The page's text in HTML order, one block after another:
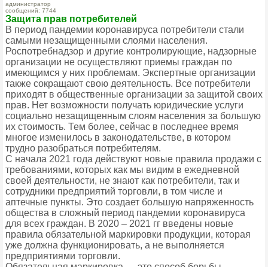
администратор
сообщений: 7744
Защита прав потребителей
В период пандемии коронавируса потребители стали
самыми незащищенными слоями населения.
Роспотребнадзор и другие контролирующие, надзорные
организации не осуществляют приемы граждан по
имеющимся у них проблемам. Экспертные организации
также сокращают свою деятельность. Все потребители
приходят в общественные организации за защитой своих
прав. Нет возможности получать юридические услуги
социально незащищенным слоям населения за большую
их стоимость. Тем более, сейчас в последнее время
многое изменилось в законодательстве, в котором
трудно разобраться потребителям.
С начала 2021 года действуют новые правила продажи с
требованиями, которых как мы видим в ежедневной
своей деятельности, не знают как потребители, так и
сотрудники предприятий торговли, в том числе и
аптечные пункты. Это создает большую напряженность
общества в сложный период пандемии коронавируса
для всех граждан. В 2020 – 2021 гг введены новые
правила обязательной маркировки продукции, которая
уже должна функционировать, а не выполняется
предприятиями торговли.